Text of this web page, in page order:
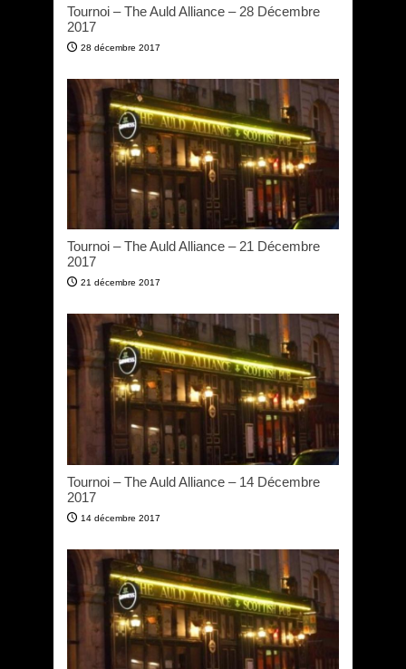
Tournoi – The Auld Alliance – 28 Décembre
2017
28 décembre 2017
Tournoi – The Auld Alliance – 21 Décembre
2017
21 décembre 2017
Tournoi – The Auld Alliance – 14 Décembre
2017
14 décembre 2017